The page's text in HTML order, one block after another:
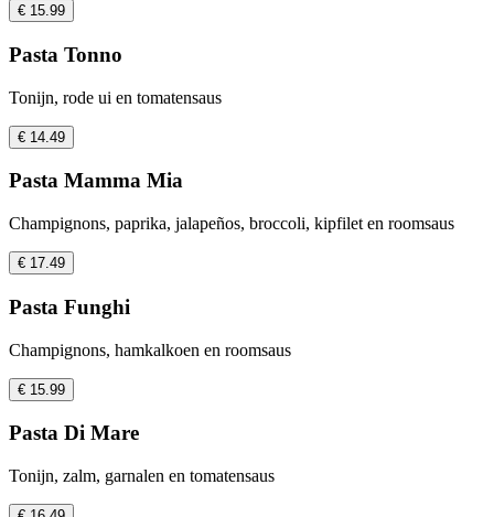
€ 15.99
Pasta Tonno
Tonijn, rode ui en tomatensaus
€ 14.49
Pasta Mamma Mia
Champignons, paprika, jalapeños, broccoli, kipfilet en roomsaus
€ 17.49
Pasta Funghi
Champignons, hamkalkoen en roomsaus
€ 15.99
Pasta Di Mare
Tonijn, zalm, garnalen en tomatensaus